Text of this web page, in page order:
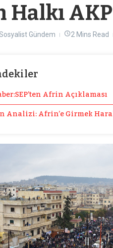
Gündem 2 Mins Read
Afrin Açıklaması
Analizi: Afrin’e Girmek